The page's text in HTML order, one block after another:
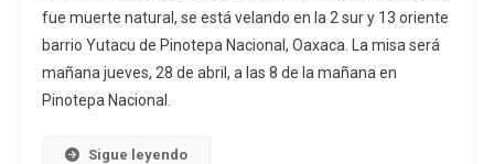
Mateo
fue muerte natural, se está velando en la 2 sur y 13 oriente
barrio Yutacu de Pinotepa Nacional, Oaxaca. La misa será
mañana jueves, 28 de abril, a las 8 de la mañana en
Pinotepa Nacional.
Sigue leyendo